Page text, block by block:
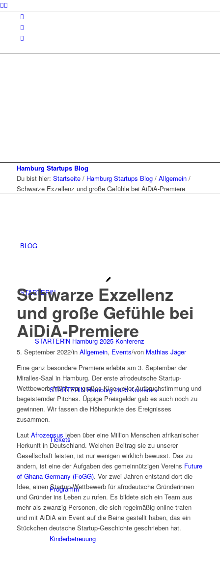
BLOG
STARTERiN
STARTERiN Hamburg 2025 Konferenz
STARTERiN Hamburg 2025 Konferenz
Tickets
Programm
Kinderbetreuung
Hamburg Startups Blog
Du bist hier: Startseite / Hamburg Startups Blog / Allgemein /
Schwarze Exzellenz und große Gefühle bei AiDiA-Premiere
Schwarze Exzellenz
und große Gefühle bei
AiDiA-Premiere
5. September 2022/in Allgemein, Events/von Mathias Jäger
Eine ganz besondere Premiere erlebte am 3. September der
Miralles-Saal in Hamburg. Der erste afrodeutsche Startup-
Wettbewerb AiDiA war großes Kino voller Aufbruchstimmung und
begeisternder Pitches. Üppige Preisgelder gab es auch noch zu
gewinnen. Wir fassen die Höhepunkte des Ereignisses
zusammen.
Laut Afrozensus leben über eine Million Menschen afrikanischer
Herkunft in Deutschland. Welchen Beitrag sie zu unserer
Gesellschaft leisten, ist nur wenigen wirklich bewusst. Das zu
ändern, ist eine der Aufgaben des gemeinnützigen Vereins Future
of Ghana Germany (FoGG). Vor zwei Jahren entstand dort die
Idee, einen Startup-Wettbewerb für afrodeutsche Gründerinnen
und Gründer ins Leben zu rufen. Es bildete sich ein Team aus
mehr als zwanzig Personen, die sich regelmäßig online trafen
und mit AiDiA ein Event auf die Beine gestellt haben, das ein
Stückchen deutsche Startup-Geschichte geschrieben hat.